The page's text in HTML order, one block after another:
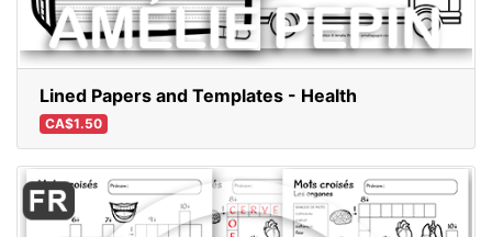
Lined Papers and Templates - Health
CA$1.50